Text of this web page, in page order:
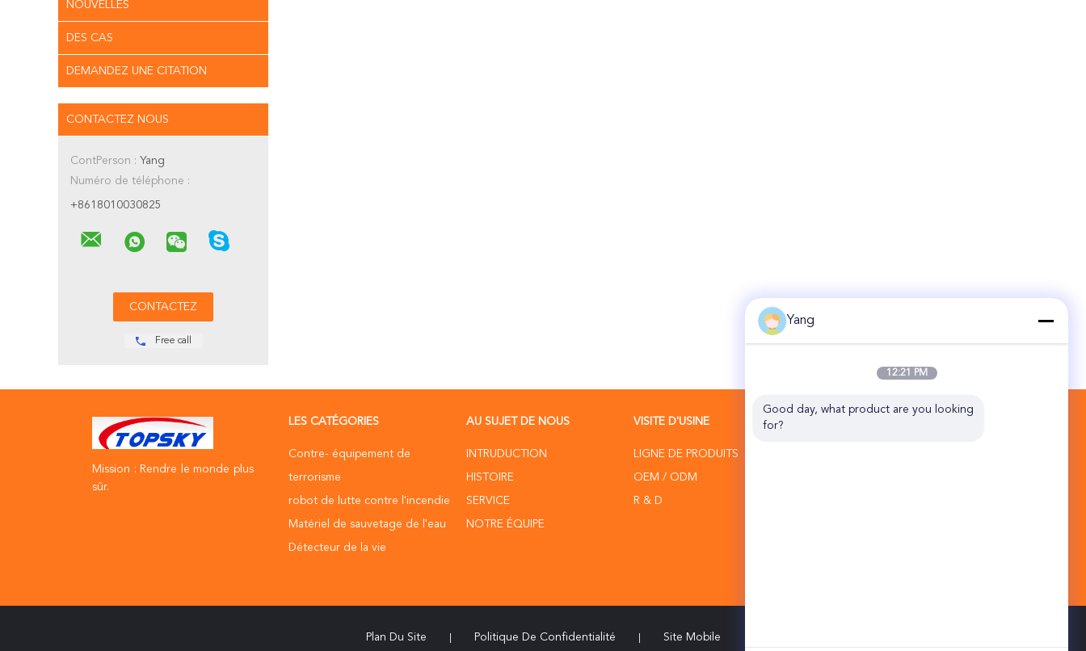
NOUVELLES
DES CAS
DEMANDEZ UNE CITATION
CONTACTEZ NOUS
ContPerson : Yang
Numéro de téléphone :
+8618010030825
Free call
Mission : Rendre le monde plus
sûr.
LES CATÉGORIES
Contre- équipement de
terrorisme
robot de lutte contre l'incendie
Matériel de sauvetage de l'eau
Détecteur de la vie
AU SUJET DE NOUS
INTRUDUCTION
HISTOIRE
SERVICE
NOTRE ÉQUIPE
VISITE D'USINE
LIGNE DE PRODUITS
OEM / ODM
R & D
Plan Du Site Politique De Confidentialité Site Mobile
Yang
12:21 PM
Good day, what product are you looking
for?